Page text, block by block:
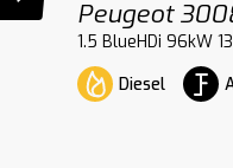
Peugeot
1.5 BlueHDi 96kW
Diesel